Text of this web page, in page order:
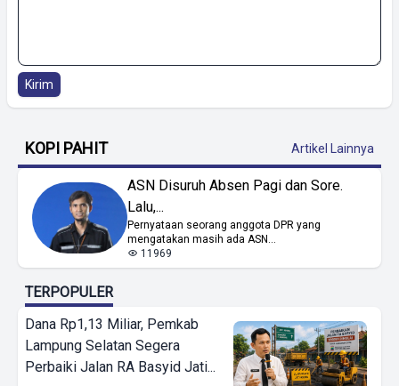
Kirim
KOPI PAHIT Artikel Lainnya
ASN Disuruh Absen Pagi dan Sore.
Lalu,...
Pernyataan seorang anggota DPR yang
mengatakan masih ada ASN...
11969
TERPOPULER
Dana Rp1,13 Miliar, Pemkab
Lampung Selatan Segera
Perbaiki Jalan RA Basyid Jati...